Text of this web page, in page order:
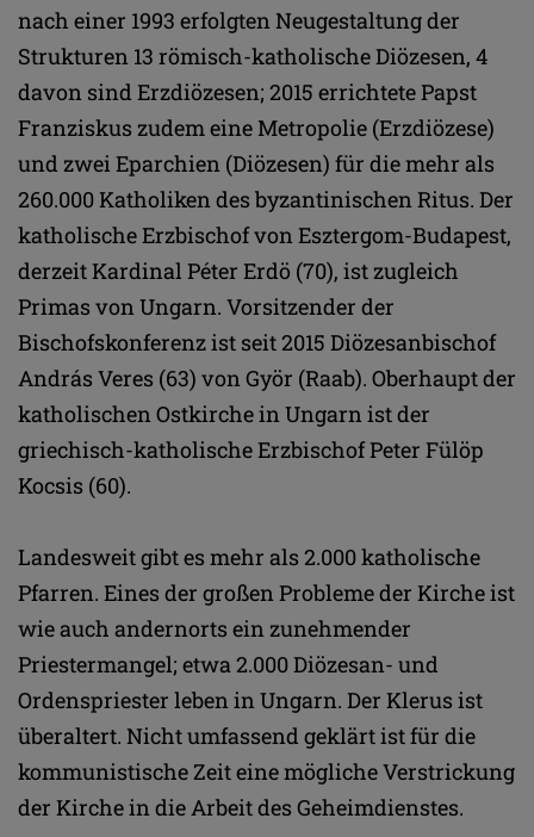
nach einer 1993 erfolgten Neugestaltung der
Strukturen 13 römisch-katholische Diözesen, 4
davon sind Erzdiözesen; 2015 errichtete Papst
Franziskus zudem eine Metropolie (Erzdiözese)
und zwei Eparchien (Diözesen) für die mehr als
260.000 Katholiken des byzantinischen Ritus. Der
katholische Erzbischof von Esztergom-Budapest,
derzeit Kardinal Péter Erdö (70), ist zugleich
Primas von Ungarn. Vorsitzender der
Bischofskonferenz ist seit 2015 Diözesanbischof
András Veres (63) von Györ (Raab). Oberhaupt der
katholischen Ostkirche in Ungarn ist der
griechisch-katholische Erzbischof Peter Fülöp
Kocsis (60).
Landesweit gibt es mehr als 2.000 katholische
Pfarren. Eines der großen Probleme der Kirche ist
wie auch andernorts ein zunehmender
Priestermangel; etwa 2.000 Diözesan- und
Ordenspriester leben in Ungarn. Der Klerus ist
überaltert. Nicht umfassend geklärt ist für die
kommunistische Zeit eine mögliche Verstrickung
der Kirche in die Arbeit des Geheimdienstes.